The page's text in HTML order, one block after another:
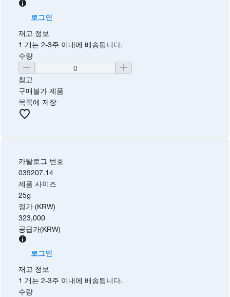
로그인
재고 정보
1 개는 2-3주 이내에 배송됩니다.
수량
참고
구매불가 제품
목록에 저장
카탈로그 번호
039207.14
제품 사이즈
25g
정가 (KRW)
323,000
공급가(KRW)
로그인
재고 정보
1 개는 2-3주 이내에 배송됩니다.
수량